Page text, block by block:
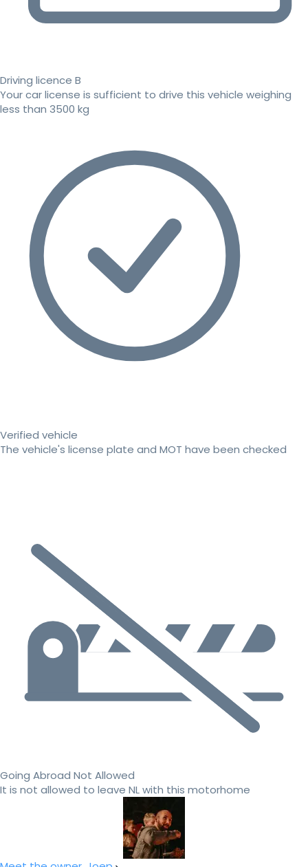
Driving licence B
Your car license is sufficient to drive this vehicle weighing
less than 3500 kg
Verified vehicle
The vehicle's license plate and MOT have been checked
Going Abroad Not Allowed
It is not allowed to leave NL with this motorhome